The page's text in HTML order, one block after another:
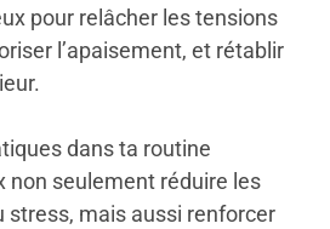
pour relâcher les tensions
l’apaisement, et rétablir
dans ta routine
non seulement réduire les
mais aussi renforcer